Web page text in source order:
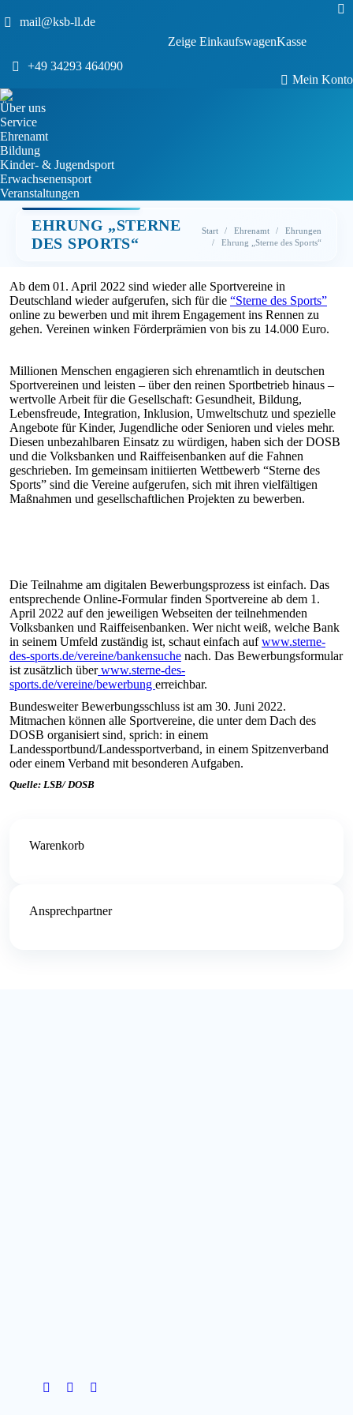
mail@ksb-ll.de
+49 34293 464090
Zeige EinkaufswagenKasse
Mein Konto
Über uns
Service
Ehrenamt
Bildung
Kinder- & Jugendsport
Erwachsenensport
Veranstaltungen
EHRUNG „STERNE
DES SPORTS“
Sie befinden sich hier:
Start Ehrenamt
Ehrungen
Ehrung „Sterne des Sports“
Ab dem 01. April 2022 sind wieder alle Sportvereine in
Deutschland wieder aufgerufen, sich für die “Sterne des Sports”
online zu bewerben und mit ihrem Engagement ins Rennen zu
gehen. Vereinen winken Förderprämien von bis zu 14.000 Euro.
Millionen Menschen engagieren sich ehrenamtlich in deutschen
Sportvereinen und leisten – über den reinen Sportbetrieb hinaus –
wertvolle Arbeit für die Gesellschaft: Gesundheit, Bildung,
Lebensfreude, Integration, Inklusion, Umweltschutz und spezielle
Angebote für Kinder, Jugendliche oder Senioren und vieles mehr.
Diesen unbezahlbaren Einsatz zu würdigen, haben sich der DOSB
und die Volksbanken und Raiffeisenbanken auf die Fahnen
geschrieben. Im gemeinsam initiierten Wettbewerb “Sterne des
Sports” sind die Vereine aufgerufen, sich mit ihren vielfältigen
Maßnahmen und gesellschaftlichen Projekten zu bewerben.
Die Teilnahme am digitalen Bewerbungsprozess ist einfach. Das
entsprechende Online-Formular finden Sportvereine ab dem 1.
April 2022 auf den jeweiligen Webseiten der teilnehmenden
Volksbanken und Raiffeisenbanken. Wer nicht weiß, welche Bank
in seinem Umfeld zuständig ist, schaut einfach aufwww.sterne-
des-sports.de/vereine/bankensuche nach. Das Bewerbungsformular
ist zusätzlich überwww.sterne-des-
sports.de/vereine/bewerbung erreichbar.
Bundesweiter Bewerbungsschluss ist am 30. Juni 2022.
Mitmachen können alle Sportvereine, die unter dem Dach des
DOSB organisiert sind, sprich: in einem
Landessportbund/Landessportverband, in einem Spitzenverband
oder einem Verband mit besonderen Aufgaben.
Quelle: LSB/ DOSB
Warenkorb
Ansprechpartner